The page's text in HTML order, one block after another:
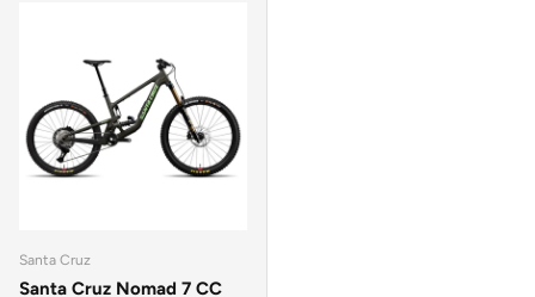
Santa Cruz
Santa Cruz Nomad 7 CC